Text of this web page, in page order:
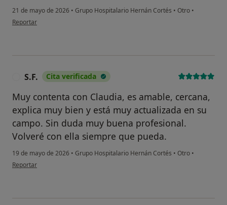
21 de mayo de 2026 • Grupo Hospitalario Hernán Cortés • Otro •
en opinión del usuario EM
Reportar
S.F. Cita verificada
Muy contenta con Claudia, es amable, cercana,
explica muy bien y está muy actualizada en su
campo. Sin duda muy buena profesional.
Volveré con ella siempre que pueda.
19 de mayo de 2026 • Grupo Hospitalario Hernán Cortés • Otro •
en opinión del usuario S.F.
Reportar